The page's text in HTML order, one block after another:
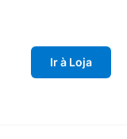
Ir à Loja